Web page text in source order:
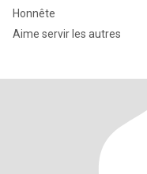
Honnête
Aime servir les autres